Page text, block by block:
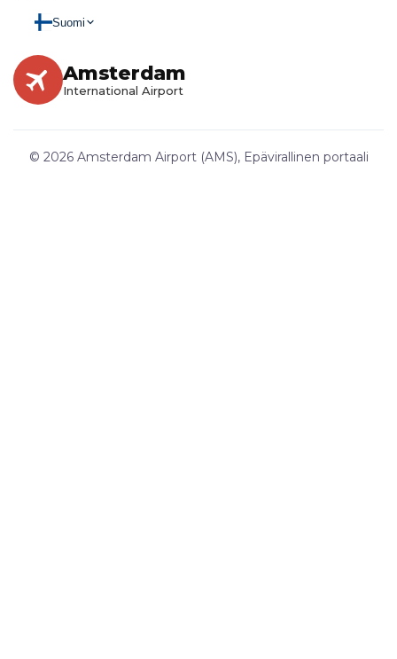
Suomi
Amsterdam
International Airport
© 2026 Amsterdam Airport (AMS), Epävirallinen portaali